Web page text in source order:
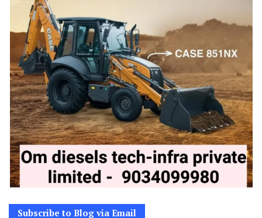
Subscribe to Blog via Email